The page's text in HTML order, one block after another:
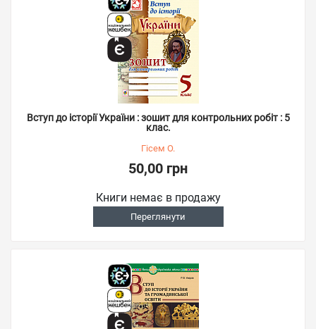
Вступ до історії України : зошит для контрольних робіт : 5
клас.
Гісем О.
50,00 грн
Книги немає в продажу
Переглянути